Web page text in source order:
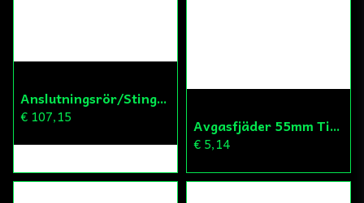
Anslutningsrör/Stinger Sherco
€ 107,15 Avgasfjäder 55mm Titan Look Minarelli AM6
€ 5,14